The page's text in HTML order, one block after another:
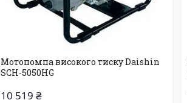
Мотопомпа високого тиску Daishin
SCH-5050HG
10 519 ₴